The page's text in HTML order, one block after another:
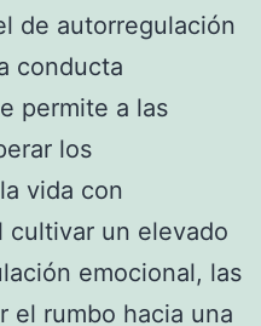
de autorregulación
conducta
permite a las
los
vida con
cultivar un elevado
emocional, las
el rumbo hacia una